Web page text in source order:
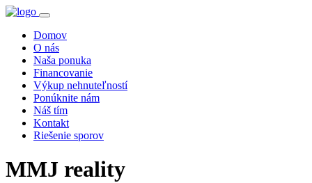
Domov
O nás
Naša ponuka
Financovanie
Výkup nehnuteľností
Ponúknite nám
Náš tím
Kontakt
Riešenie sporov
MMJ reality